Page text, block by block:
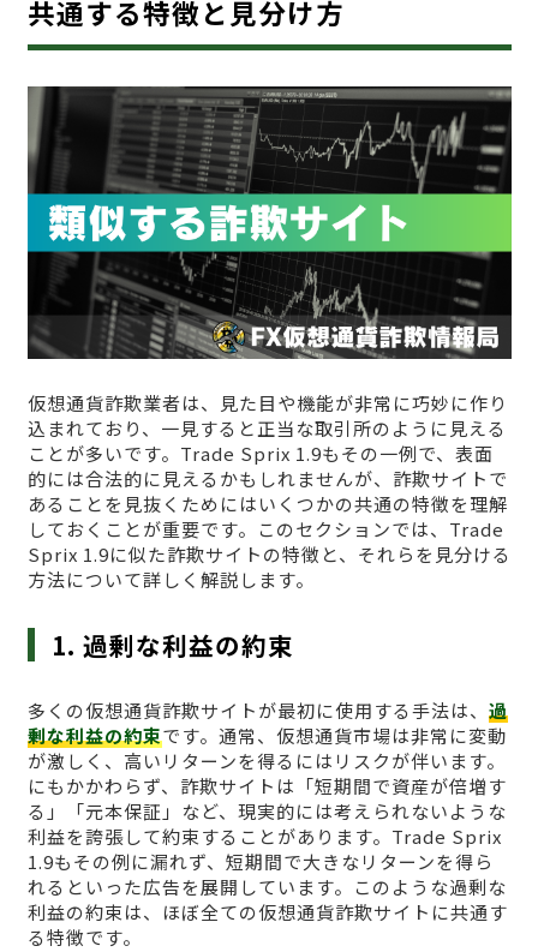
共通する特徴と見分け方
仮想通貨詐欺業者は、見た目や機能が非常に巧妙に作り
込まれており、一見すると正当な取引所のように見える
ことが多いです。Trade Sprix 1.9もその一例で、表面
的には合法的に見えるかもしれませんが、詐欺サイトで
あることを見抜くためにはいくつかの共通の特徴を理解
しておくことが重要です。このセクションでは、Trade
Sprix 1.9に似た詐欺サイトの特徴と、それらを見分ける
方法について詳しく解説します。
1. 過剰な利益の約束
多くの仮想通貨詐欺サイトが最初に使用する手法は、 過
剰な利益の約束です。通常、仮想通貨市場は非常に変動
が激しく、高いリターンを得るにはリスクが伴います。
にもかかわらず、詐欺サイトは「短期間で資産が倍増す
る」「元本保証」など、現実的には考えられないような
利益を誇張して約束することがあります。Trade Sprix
1.9もその例に漏れず、短期間で大きなリターンを得ら
れるといった広告を展開しています。このような過剰な
利益の約束は、ほぼ全ての仮想通貨詐欺サイトに共通す
る特徴です。